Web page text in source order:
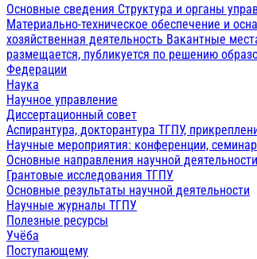
Основные сведения Структура и органы
Материально-техническое обеспечение и
хозяйственная деятельность Вакантные
размещается, публикуется по решению
Федерации
Наука
Научное управление
Диссертационный совет
Аспирантура, докторантура ТГПУ,
Научные мероприятия: конференции,
Основные направления научной деятельности
Грантовые исследования ТГПУ
Основные результаты научной деятельности
Научные журналы ТГПУ
Полезные ресурсы
Учёба
Поступающему